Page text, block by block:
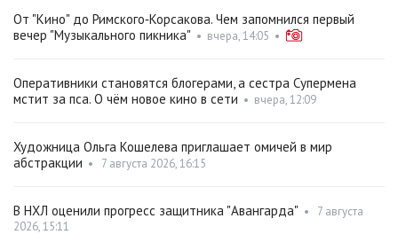
От "Кино" до Римского‑Корсакова. Чем запомнился первый
вечер "Музыкального пикника" • вчера, 14:05 •
Оперативники становятся блогерами, а сестра Супермена
мстит за пса. О чём новое кино в сети • вчера, 12:09
Художница Ольга Кошелева приглашает омичей в мир
абстракции • 7 августа 2026, 16:15
В НХЛ оценили прогресс защитника "Авангарда" •
7 августа
2026, 15:11